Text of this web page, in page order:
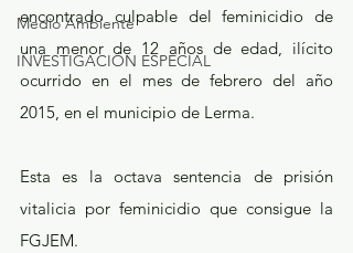
Medio Ambiente
INVESTIGACIÓN ESPECIAL
encontrado culpable del feminicidio de
una menor de 12 años de edad, ilícito
ocurrido en el mes de febrero del año
2015, en el municipio de Lerma.
Esta es la octava sentencia de prisión
vitalicia por feminicidio que consigue la
FGJEM.